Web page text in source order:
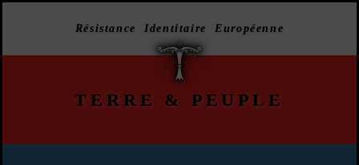
Résistance Identitaire Européenne
TERRE & PEUPLE